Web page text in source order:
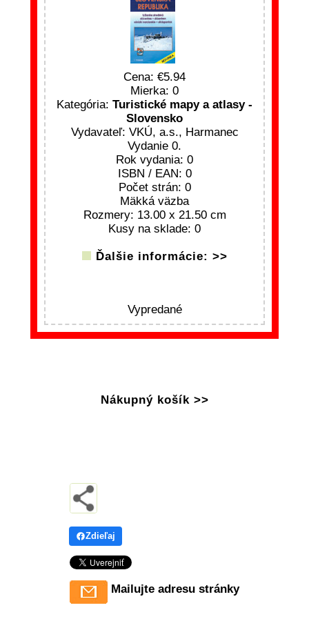
Cena:
5.94
Mierka: 0
Kategória: Turistické mapy a atlasy -
Slovensko
Vydavateľ: VKÚ, a.s., Harmanec
Vydanie 0.
Rok vydania: 0
ISBN / EAN: 0
Počet strán: 0
Mäkká väzba
Rozmery: 13.00 x 21.50 cm
Kusy na sklade: 0
Ďalšie informácie: >>
Vypredané
Nákupný košík >>
Zdieľaj
Mailujte adresu stránky